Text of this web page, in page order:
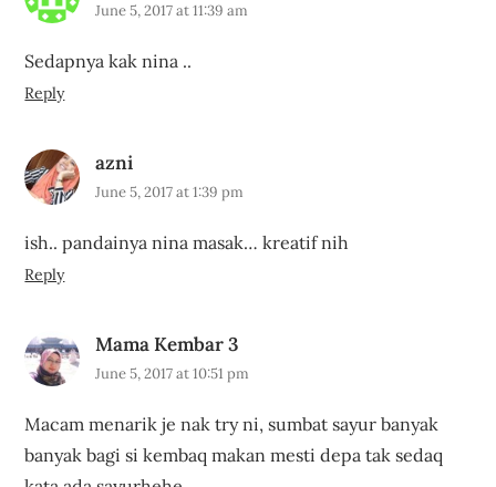
June 5, 2017 at 11:39 am
Sedapnya kak nina ..
Reply
azni
June 5, 2017 at 1:39 pm
ish.. pandainya nina masak… kreatif nih
Reply
Mama Kembar 3
June 5, 2017 at 10:51 pm
Macam menarik je nak try ni, sumbat sayur banyak
banyak bagi si kembaq makan mesti depa tak sedaq